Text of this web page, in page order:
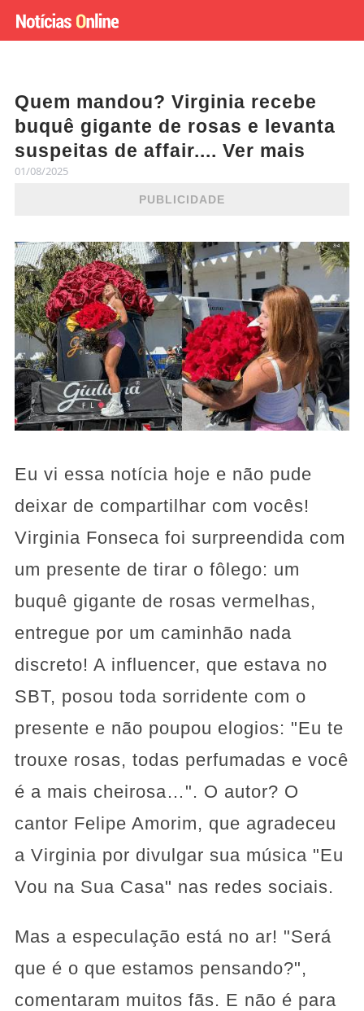
Quem mandou? Virginia recebe
buquê gigante de rosas e levanta
suspeitas de affair.... Ver mais
01/08/2025
PUBLICIDADE
Eu vi essa notícia hoje e não pude
deixar de compartilhar com vocês!
Virginia Fonseca foi surpreendida com
um presente de tirar o fôlego: um
buquê gigante de rosas vermelhas,
entregue por um caminhão nada
discreto! A influencer, que estava no
SBT, posou toda sorridente com o
presente e não poupou elogios: "Eu te
trouxe rosas, todas perfumadas e você
é a mais cheirosa…". O autor? O
cantor Felipe Amorim, que agradeceu
a Virginia por divulgar sua música "Eu
Vou na Sua Casa" nas redes sociais.
Mas a especulação está no ar! "Será
que é o que estamos pensando?",
comentaram muitos fãs. E não é para